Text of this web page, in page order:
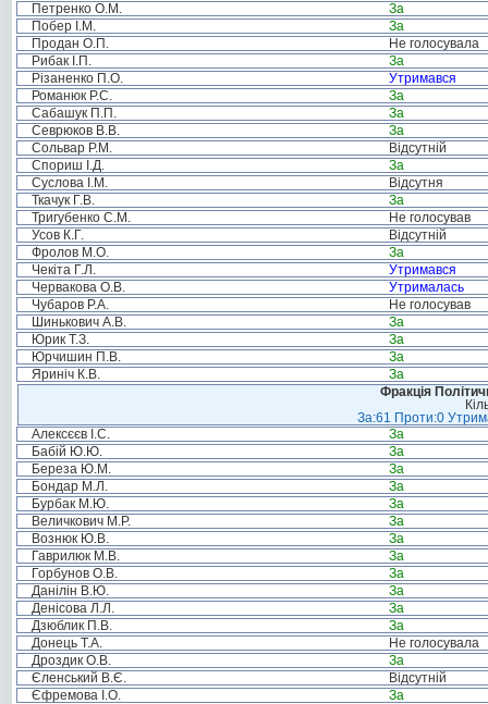
Петренко О.М.
За
Побер І.М.
За
Продан О.П.
Не голосувала
Рибак І.П.
За
Різаненко П.О.
Утримався
Романюк Р.С.
За
Сабашук П.П.
За
Севрюков В.В.
За
Сольвар Р.М.
Відсутній
Спориш І.Д.
За
Суслова І.М.
Відсутня
Ткачук Г.В.
За
Тригубенко С.М.
Не голосував
Усов К.Г.
Відсутній
Фролов М.О.
За
Чекіта Г.Л.
Утримався
Червакова О.В.
Утрималась
Чубаров Р.А.
Не голосував
Шинькович А.В.
За
Юрик Т.З.
За
Юрчишин П.В.
За
Яриніч К.В.
За
Фракція
За:61 Проти:0
Алексєєв І.С.
За
Бабій Ю.Ю.
За
Береза Ю.М.
За
Бондар М.Л.
За
Бурбак М.Ю.
За
Величкович М.Р.
За
Вознюк Ю.В.
За
Гаврилюк М.В.
За
Горбунов О.В.
За
Данілін В.Ю.
За
Денісова Л.Л.
За
Дзюблик П.В.
За
Донець Т.А.
Не голосувала
Дроздик О.В.
За
Єленський В.Є.
Відсутній
Єфремова І.О.
За